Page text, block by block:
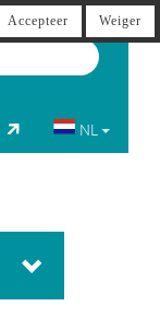
NL
Accepteer Weiger